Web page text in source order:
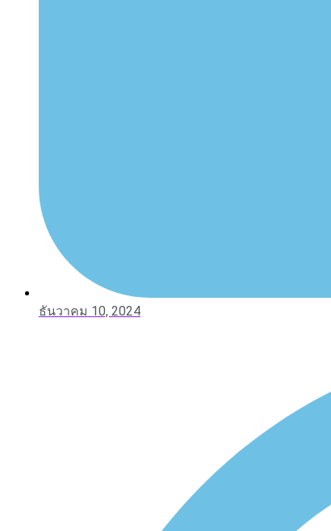
ธันวาคม 10, 2024